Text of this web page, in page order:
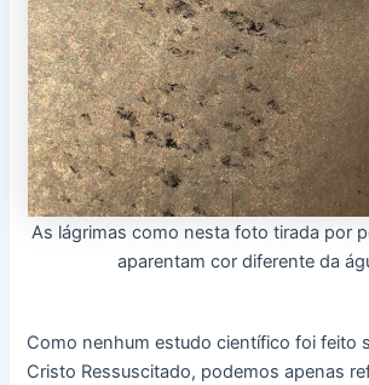
As lágrimas como nesta foto tirada por
aparentam cor diferente da
Como nenhum estudo científico foi feito
Cristo Ressuscitado, podemos apenas